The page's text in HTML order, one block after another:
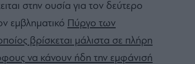
στην ουσία για τον δεύτερο
εμβληματικό Πύργο των
βρίσκεται μάλιστα σε πλήρη
να κάνουν ήδη την εμφάνισή